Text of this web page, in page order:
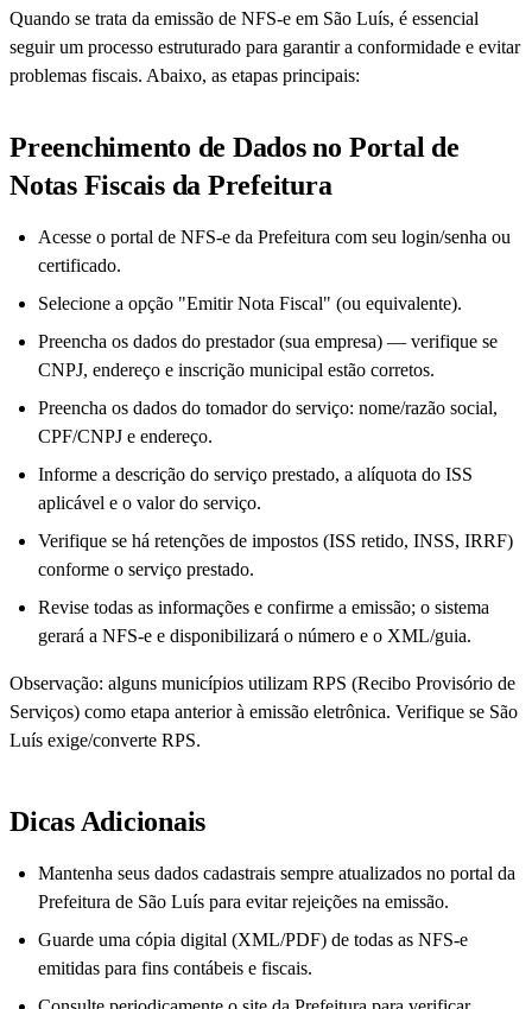
Quando se trata da emissão de NFS-e em São Luís, é essencial
seguir um processo estruturado para garantir a conformidade e evitar
problemas fiscais. Abaixo, as etapas principais:
Preenchimento de Dados no Portal de
Notas Fiscais da Prefeitura
Acesse o portal de NFS-e da Prefeitura com seu login/senha ou
certificado.
Selecione a opção "Emitir Nota Fiscal" (ou equivalente).
Preencha os dados do prestador (sua empresa) — verifique se
CNPJ, endereço e inscrição municipal estão corretos.
Preencha os dados do tomador do serviço: nome/razão social,
CPF/CNPJ e endereço.
Informe a descrição do serviço prestado, a alíquota do ISS
aplicável e o valor do serviço.
Verifique se há retenções de impostos (ISS retido, INSS, IRRF)
conforme o serviço prestado.
Revise todas as informações e confirme a emissão; o sistema
gerará a NFS-e e disponibilizará o número e o XML/guia.
Observação: alguns municípios utilizam RPS (Recibo Provisório de
Serviços) como etapa anterior à emissão eletrônica. Verifique se São
Luís exige/converte RPS.
Dicas Adicionais
Mantenha seus dados cadastrais sempre atualizados no portal da
Prefeitura de São Luís para evitar rejeições na emissão.
Guarde uma cópia digital (XML/PDF) de todas as NFS-e
emitidas para fins contábeis e fiscais.